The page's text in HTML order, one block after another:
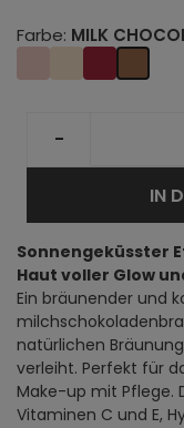
Farbe: MILK
-
IN
Sonnengeküsster
Haut voller Glow
Ein bräunender und
natürlichen
verleiht. Perfekt für
Make-up mit Pflege.
Vitaminen C und E,